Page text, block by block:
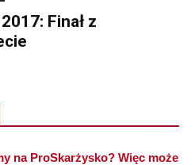
Finał z
na ProSkarżysko? Więc może